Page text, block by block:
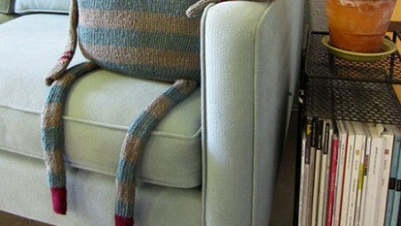
Guardar